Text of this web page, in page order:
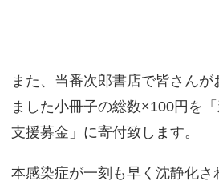
また、当番次郎書店で皆さん
ました小冊子の総数×100円を
支援募金」に寄付致します。
本感染症が一刻も早く沈静化さ